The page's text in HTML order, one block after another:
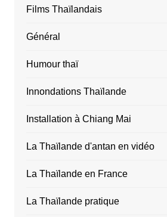
Films Thaïlandais
Général
Humour thaï
Innondations Thaïlande
Installation à Chiang Mai
La Thaïlande d'antan en vidéo
La Thaïlande en France
La Thaïlande pratique